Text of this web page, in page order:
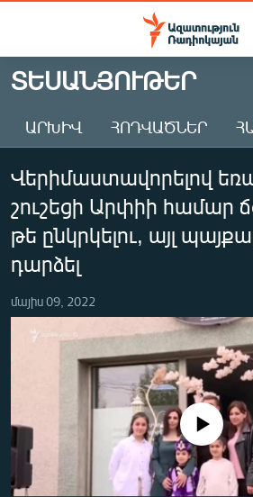
Մատչելիության
Անցնել
հիմնական
Անցնել
հիմնական
մենյուին
Որոնում
ԱԶԱՏՈՒԹՅՈՒՆ TV
ՀԱՅԱՍՏԱՆ
ԸՆՏՐՈՒԹՅՈՒՆՆԵՐ 2026
ԻՐԱՎՈՒՆՔ
ՀԱՍԱՐԱԿՈՒԹՅՈՒՆ
ՂԱՐԱԲԱՂ
ՊԱՏԵՐԱԶՄԻ 6 ՇԱԲԱԹՆԵՐԸ
ՏԱՐԱԾԱՇՐՋԱՆ
ՄՇԱԿՈՒՅԹ
ՍՊՈՐՏ
ՏԵՍԱՆՅՈՒԹԵՐ
ԱՐԽԻՎ ՀՈԴՎԱԾՆԵՐ
Վերիմաստավորելով
շուշեցի Արփիի համար
թե ընկրկելու, այլ
դարձել
մայիս 09, 2022
No media source